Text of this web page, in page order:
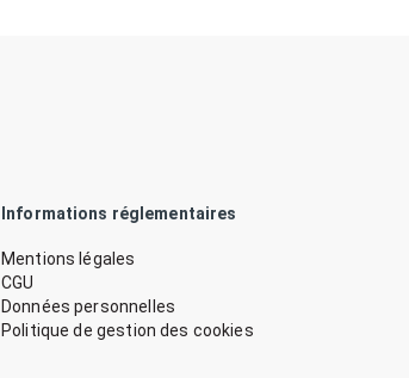
Informations réglementaires
Mentions légales
CGU
Données personnelles
Politique de gestion des cookies